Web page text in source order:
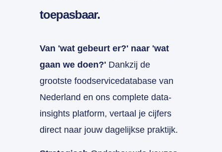
toepasbaar.
Van 'wat gebeurt er?' naar 'wat
gaan we doen?' Dankzij de
grootste foodservicedatabase van
Nederland en ons complete data-
insights platform, vertaal je cijfers
direct naar jouw dagelijkse praktijk.